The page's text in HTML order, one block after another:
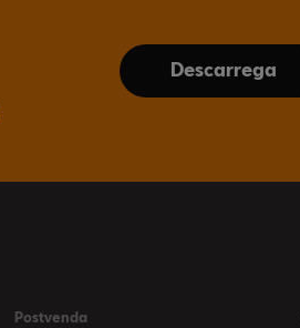
Descarrega
Postvenda